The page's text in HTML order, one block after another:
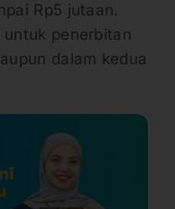
Rp5 jutaan.
penerbitan
dalam kedua